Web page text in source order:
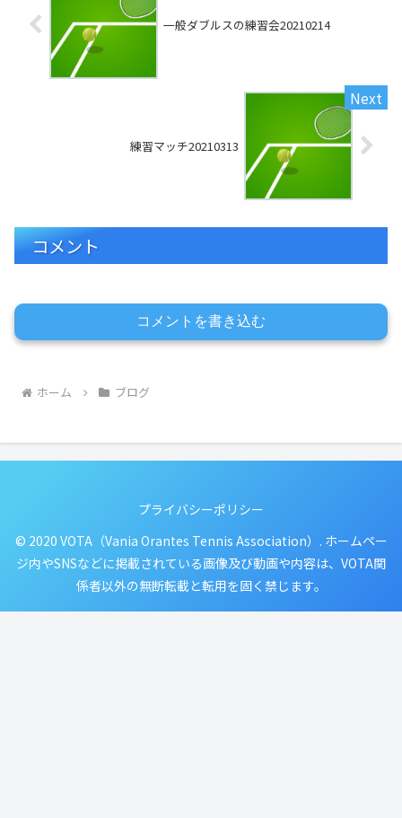
一般ダブルスの練習会20210214
練習マッチ20210313
コメント
コメントを書き込む
ホーム ブログ
プライバシーポリシー
© 2020 VOTA（Vania Orantes Tennis Association）. ホームペー
ジ内やSNSなどに掲載されている画像及び動画や内容は、VOTA関
係者以外の無断転載と転用を固く禁じます。